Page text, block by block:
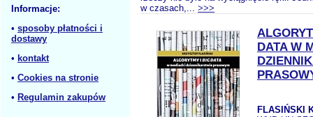
Informacje:
• sposoby płatności i
dostawy
• kontakt
• Cookies na stronie
• Regulamin zakupów
w czasach,... >>>
DATA W
FLASIŃSKI